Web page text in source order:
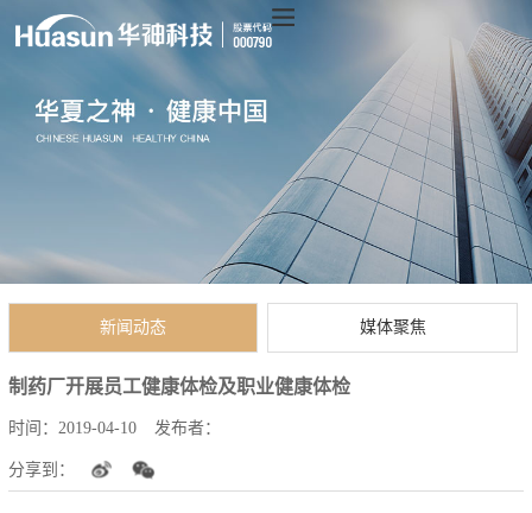
新闻动态 媒体聚焦
制药厂开展员工健康体检及职业健康体检
时间： 2019-04-10 发布者：
分享到：